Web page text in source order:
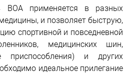
BOA применяется в разных
и позволяет быструю,
спортивной и повседневной
медицинских шин,
приспособления) и других
идеальное прилегание